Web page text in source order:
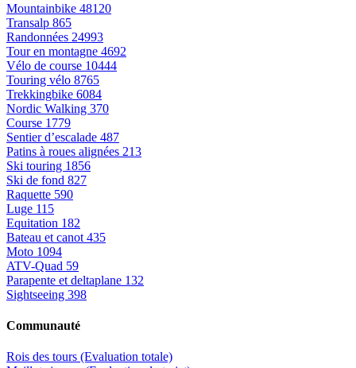
Mountainbike 48120
Transalp 865
Randonnées 24993
Tour en montagne 4692
Vélo de course 10444
Touring vélo 8765
Trekkingbike 6084
Nordic Walking 370
Course 1779
Sentier d’escalade 487
Patins à roues alignées 213
Ski touring 1856
Ski de fond 827
Raquette 590
Luge 115
Equitation 182
Bateau et canot 435
Moto 1094
ATV-Quad 59
Parapente et deltaplane 132
Sightseeing 398
Communauté
Rois des tours (Evaluation totale)